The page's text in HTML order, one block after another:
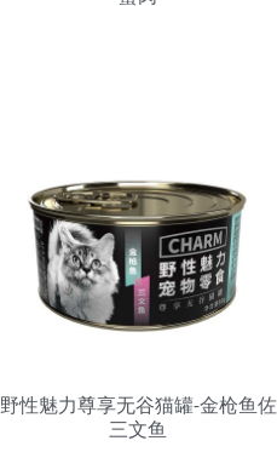
野性魅力尊享无谷猫罐-金枪鱼佐
三文鱼